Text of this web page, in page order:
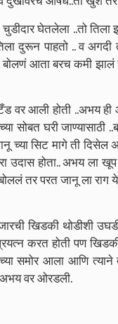
चुडीदार घेतलेला ..तो
दुरून पाहतो .. व
आता बरच कमी झालं
वर आली होती ..अभय
सोबत घरी जाण्यासाठी
च्या सिट मागे ती दिसेल
उदास होता.. अभय ला
तर परत जानू ला राग
खिडकी थोडीशी
करत होती पण
समोर आला आणि
अभय वर ओरडली.